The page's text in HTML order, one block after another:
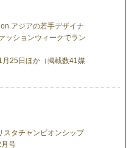
アジアの若手デザイナ
ッションウィークでラン
25日ほか（掲載数41媒
スタチャンピオンシップ
号